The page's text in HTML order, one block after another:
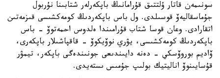
سونىمەن قاتار ۇلتتىق قۇرامانىڭ باپكەرلەر شتابىنا نۇربول
جۇماسقاليەۆ قوسىلدى. ول باس باپكەردىڭ كومەكشىسى قىزمەتىن
اتقارادى. وعان قوسا شتاب قۇرامىندا ەلدوس احمەتوۆ - باس
باپكەردىڭ كومەكشىسى، يۋري نوۆيكوۆ - قاقپاشىلار باپكەرى،
ۆاديم بوروۆسكي - دەنە دايىندىعى جونىندەگى باپكەر، تيمۋر
قۇسايىنوۆ اناليتيك بولىپ جۇمىس ىستەيدى.